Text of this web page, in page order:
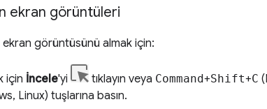
ekran görüntüleri
ekran görüntüsünü almak için:
için İncele'yi tıklayın veya Command+Shift+C
Linux) tuşlarına basın.